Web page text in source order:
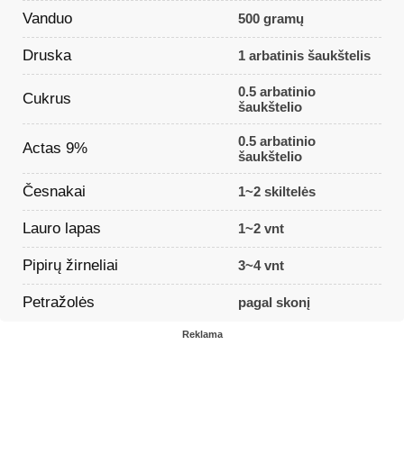
Vanduo 500 gramų
Druska 1 arbatinis šaukštelis
Cukrus
0.5 arbatinio
šaukštelio
Actas 9%
0.5 arbatinio
šaukštelio
Česnakai 1~2 skiltelės
Lauro lapas 1~2 vnt
Pipirų žirneliai 3~4 vnt
Petražolės pagal skonį
Reklama